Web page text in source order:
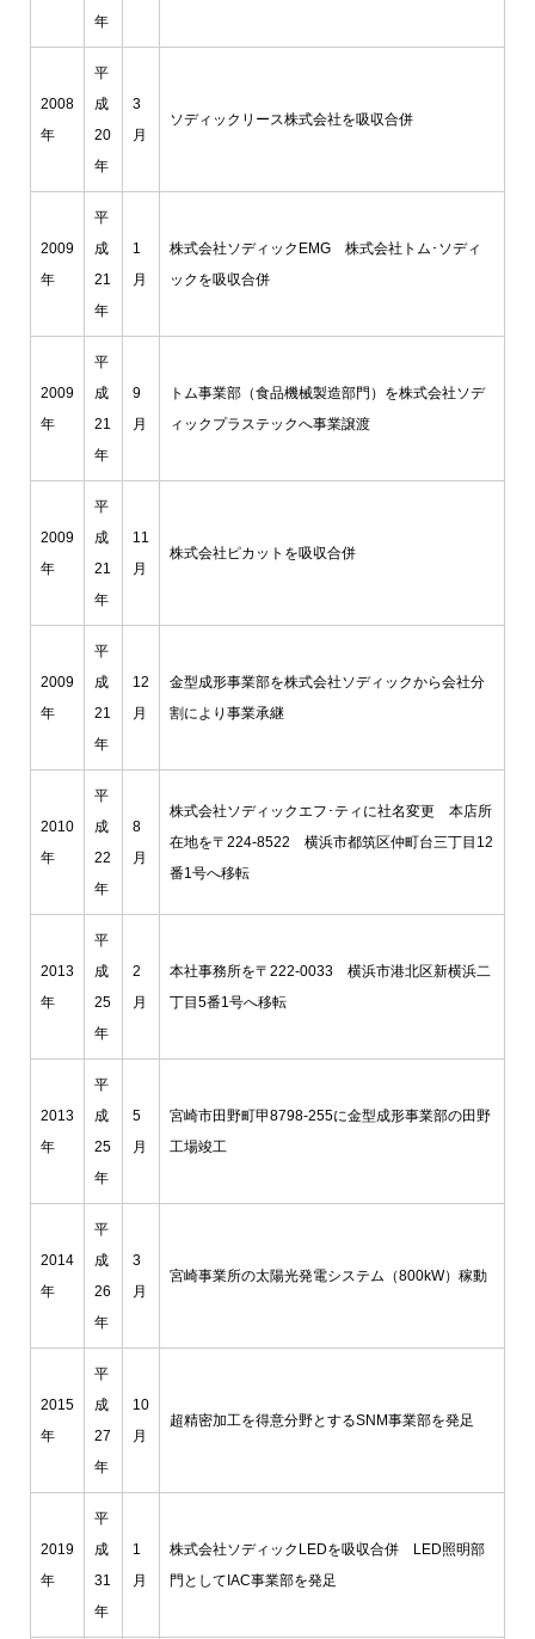
年
2008
年
平
成
20
年
3
月
ソディックリース株式会社を吸収合併
2009
年
平
成
21
年
1
月
株式会社ソディックEMG 株式会社トム･ソディ
ックを吸収合併
2009
年
平
成
21
年
9
月
トム事業部（食品機械製造部門）を株式会社ソデ
ィックプラステックへ事業譲渡
2009
年
平
成
21
年
11
月
株式会社ピカットを吸収合併
2009
年
平
成
21
年
12
月
金型成形事業部を株式会社ソディックから会社分
割により事業承継
2010
年
平
成
22
年
8
月
株式会社ソディックエフ･ティに社名変更 本店所
在地を〒224-8522 横浜市都筑区仲町台三丁目12
番1号へ移転
2013
年
平
成
25
年
2
月
本社事務所を〒222-0033 横浜市港北区新横浜二
丁目5番1号へ移転
2013
年
平
成
25
年
5
月
宮崎市田野町甲8798-255に金型成形事業部の田野
工場竣工
2014
年
平
成
26
年
3
月
宮崎事業所の太陽光発電システム（800kW）稼動
2015
年
平
成
27
年
10
月
超精密加工を得意分野とするSNM事業部を発足
2019
年
平
成
31
年
1
月
株式会社ソディックLEDを吸収合併 LED照明部
門としてIAC事業部を発足